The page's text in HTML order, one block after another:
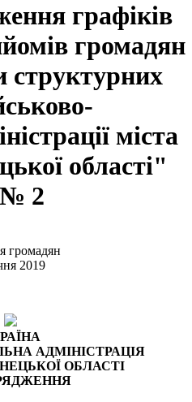
графіків
громадян
структурних
міста
області"
№ 2
громадян
2019
АДМІНІСТРАЦІЯ
ОБЛАСТІ